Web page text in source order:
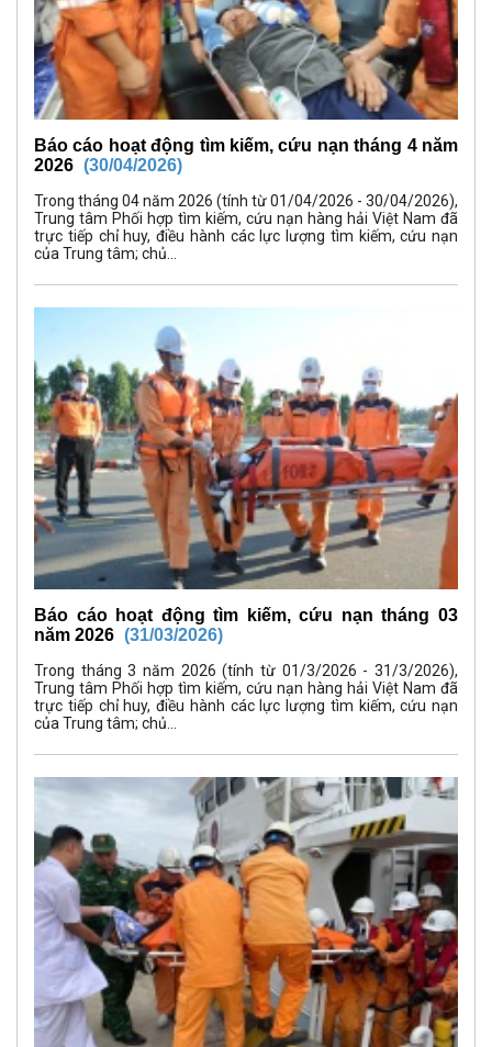
Báo cáo hoạt động tìm kiếm, cứu nạn tháng 4 năm
2026 (30/04/2026)
Trong tháng 04 năm 2026 (tính từ 01/04/2026 - 30/04/2026),
Trung tâm Phối hợp tìm kiếm, cứu nạn hàng hải Việt Nam đã
trực tiếp chỉ huy, điều hành các lực lượng tìm kiếm, cứu nạn
của Trung tâm; chủ...
Báo cáo hoạt động tìm kiếm, cứu nạn tháng 03
năm 2026 (31/03/2026)
Trong tháng 3 năm 2026 (tính từ 01/3/2026 - 31/3/2026),
Trung tâm Phối hợp tìm kiếm, cứu nạn hàng hải Việt Nam đã
trực tiếp chỉ huy, điều hành các lực lượng tìm kiếm, cứu nạn
của Trung tâm; chủ...